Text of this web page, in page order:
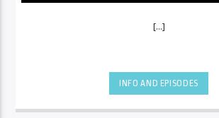
[...]
INFO AND EPISODES